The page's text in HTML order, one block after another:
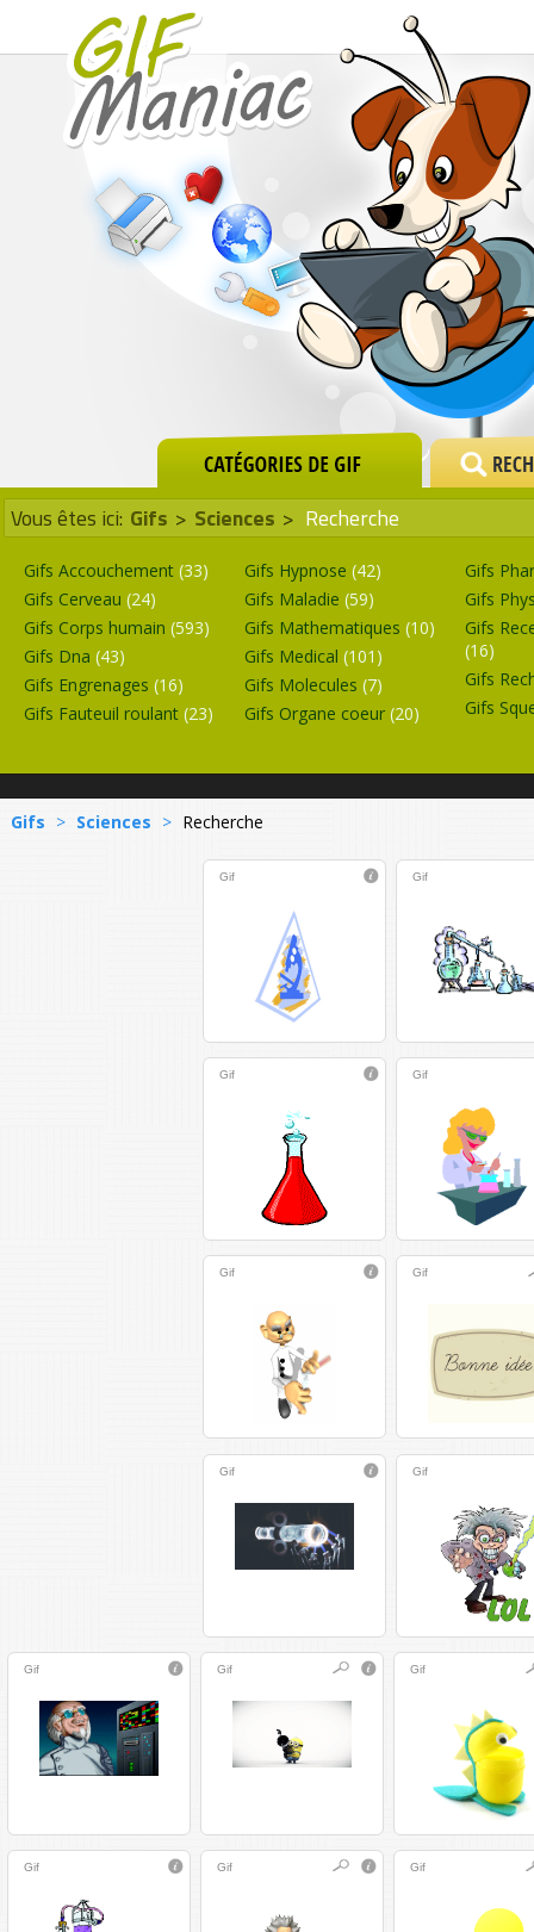
Vous êtes ici: Gifs > Sciences > Recherche
Gifs Accouchement (33)
Gifs Cerveau (24)
Gifs Corps humain (593)
Gifs Dna (43)
Gifs Engrenages (16)
Gifs Fauteuil roulant (23)
Gifs Hypnose (42)
Gifs Maladie (59)
Gifs Mathematiques (10)
Gifs Medical (101)
Gifs Molecules (7)
Gifs Organe coeur (20)
Gifs
Gifs
Gifs
(16)
Gifs
Gifs
Gifs > Sciences > Recherche
Gif Gif
Gif Gif
Gif Gif
Gif Gif
Gif Gif Gif
Gif Gif Gif